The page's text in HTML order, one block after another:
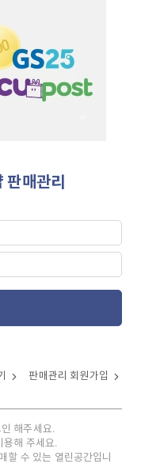
판매관리
판매관리 회원가입
해주세요.
용해 주세요.
할 수 있는 열린공간입니